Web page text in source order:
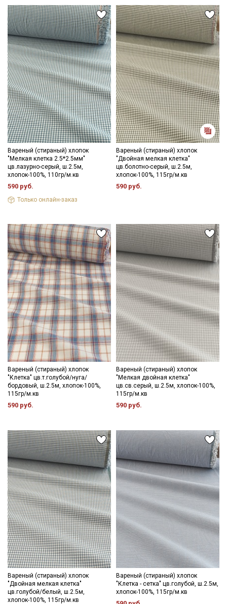
Вареный (стираный) хлопок
"Мелкая клетка 2.5*2.5мм"
цв.лазурно-серый, ш.2.5м,
хлопок-100%, 110гр/м.кв
590 руб.
Только онлайн-заказ
Вареный (стираный) хлопок
"Двойная мелкая клетка"
цв.болотно-серый, ш.2.5м,
хлопок-100%, 115гр/м.кв
590 руб.
Вареный (стираный) хлопок
"Клетка" цв.т.голубой/нуга/
бордовый, ш.2.5м, хлопок-100%,
115гр/м.кв
590 руб.
Вареный (стираный) хлопок
"Мелкая двойная клетка"
цв.св.серый, ш.2.5м, хлопок-100%,
115гр/м.кв
590 руб.
Вареный (стираный) хлопок
"Двойная мелкая клетка"
цв.голубой/белый, ш.2.5м,
хлопок-100%, 115гр/м.кв
Вареный (стираный) хлопок
"Клетка - сетка" цв.голубой, ш.2.5м,
хлопок-100%, 115гр/м.кв